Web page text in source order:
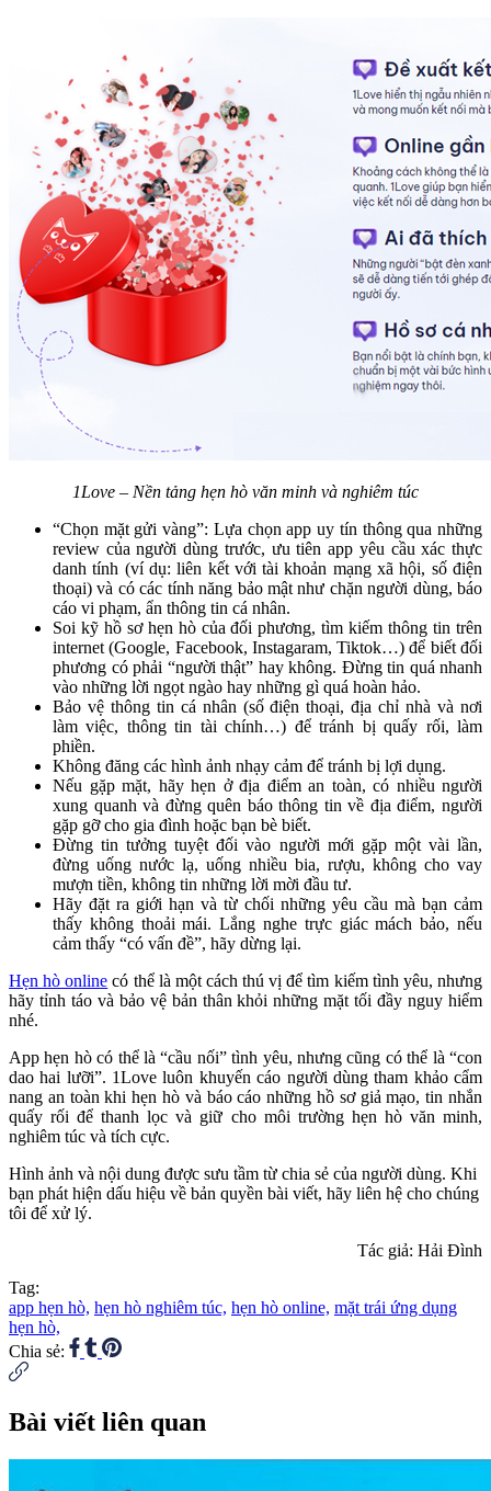
1Love – Nền tảng hẹn hò văn minh và nghiêm túc
“Chọn mặt gửi vàng”: Lựa chọn app uy tín thông qua những
review của người dùng trước, ưu tiên app yêu cầu xác thực
danh tính (ví dụ: liên kết với tài khoản mạng xã hội, số điện
thoại) và có các tính năng bảo mật như chặn người dùng, báo
cáo vi phạm, ẩn thông tin cá nhân.
Soi kỹ hồ sơ hẹn hò của đối phương, tìm kiếm thông tin trên
internet (Google, Facebook, Instagaram, Tiktok…) để biết đối
phương có phải “người thật” hay không. Đừng tin quá nhanh
vào những lời ngọt ngào hay những gì quá hoàn hảo.
Bảo vệ thông tin cá nhân (số điện thoại, địa chỉ nhà và nơi
làm việc, thông tin tài chính…) để tránh bị quấy rối, làm
phiền.
Không đăng các hình ảnh nhạy cảm để tránh bị lợi dụng.
Nếu gặp mặt, hãy hẹn ở địa điểm an toàn, có nhiều người
xung quanh và đừng quên báo thông tin về địa điểm, người
gặp gỡ cho gia đình hoặc bạn bè biết.
Đừng tin tưởng tuyệt đối vào người mới gặp một vài lần,
đừng uống nước lạ, uống nhiều bia, rượu, không cho vay
mượn tiền, không tin những lời mời đầu tư.
Hãy đặt ra giới hạn và từ chối những yêu cầu mà bạn cảm
thấy không thoải mái. Lắng nghe trực giác mách bảo, nếu
cảm thấy “có vấn đề”, hãy dừng lại.
Hẹn hò online có thể là một cách thú vị để tìm kiếm tình yêu, nhưng
hãy tỉnh táo và bảo vệ bản thân khỏi những mặt tối đầy nguy hiểm
nhé.
App hẹn hò có thể là “cầu nối” tình yêu, nhưng cũng có thể là “con
dao hai lưỡi”. 1Love luôn khuyến cáo người dùng tham khảo cẩm
nang an toàn khi hẹn hò và báo cáo những hồ sơ giả mạo, tin nhắn
quấy rối để thanh lọc và giữ cho môi trường hẹn hò văn minh,
nghiêm túc và tích cực.
Hình ảnh và nội dung được sưu tầm từ chia sẻ của người dùng. Khi
bạn phát hiện dấu hiệu về bản quyền bài viết, hãy liên hệ cho chúng
tôi để xử lý.
Tác giả: Hải Đình
Tag:
app hẹn hò, hẹn hò nghiêm túc, hẹn hò online, mặt trái ứng dụng
hẹn hò,
Chia sẻ:
Bài viết liên quan